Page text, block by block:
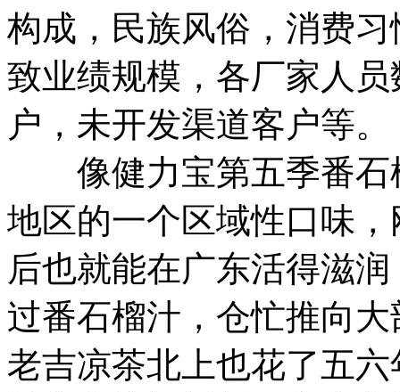
构成，民族风俗，消费
致业绩规模，各厂家人
户，未开发渠道客户等。
像健力宝第五季番石
地区的一个区域性口味
后也就能在广东活得滋
过番石榴汁，仓忙推向
老吉凉茶北上也花了五